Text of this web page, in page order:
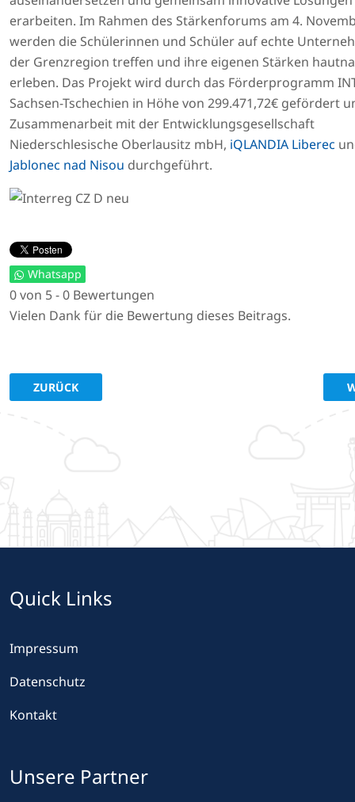
erarbeiten. Im Rahmen des Stärkenforums am 4.
werden die Schülerinnen und Schüler auf echte
der Grenzregion treffen und ihre eigenen Stärken
erleben. Das Projekt wird durch das Förderprogramm
Sachsen-Tschechien in Höhe von 299.471,72€ gefördert
Zusammenarbeit mit der Entwicklungsgesellschaft
Niederschlesische Oberlausitz mbH, iQLANDIA Liberec
Jablonec nad Nisou durchgeführt.
Whatsapp
0 von 5 - 0 Bewertungen
Vielen Dank für die Bewertung dieses Beitrags.
VORHERIGER BEITRAG: PFLEGEPLUS: WAS
ZURÜCK
Quick Links
Impressum
Datenschutz
Kontakt
Unsere Partner